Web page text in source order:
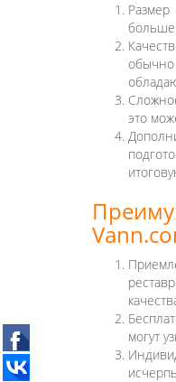
больше
это
могут